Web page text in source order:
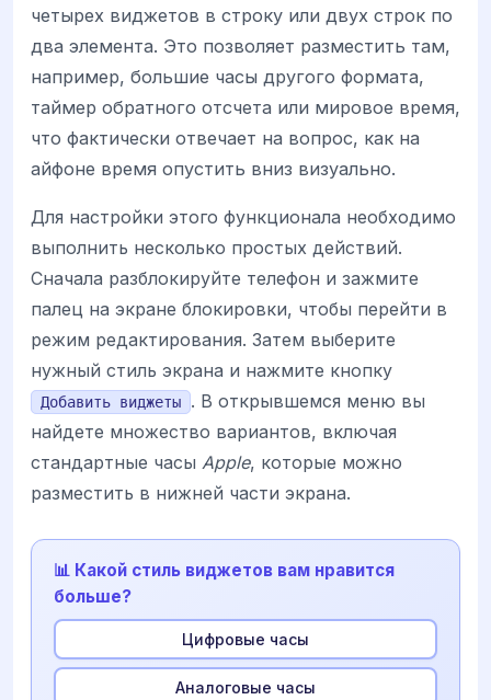
четырех виджетов в строку или двух строк по
два элемента. Это позволяет разместить там,
например, большие часы другого формата,
таймер обратного отсчета или мировое время,
что фактически отвечает на вопрос, как на
айфоне время опустить вниз визуально.
Для настройки этого функционала необходимо
выполнить несколько простых действий.
Сначала разблокируйте телефон и зажмите
палец на экране блокировки, чтобы перейти в
режим редактирования. Затем выберите
нужный стиль экрана и нажмите кнопку
Добавить виджеты
. В открывшемся меню вы
найдете множество вариантов, включая
стандартные часы Apple, которые можно
разместить в нижней части экрана.
📊 Какой стиль виджетов вам нравится
больше?
Цифровые часы
Аналоговые часы